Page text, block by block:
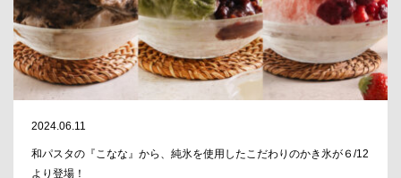
2024.06.11
和パスタの『こなな』から、純氷を使用したこだわりのかき氷が６/12
より登場！